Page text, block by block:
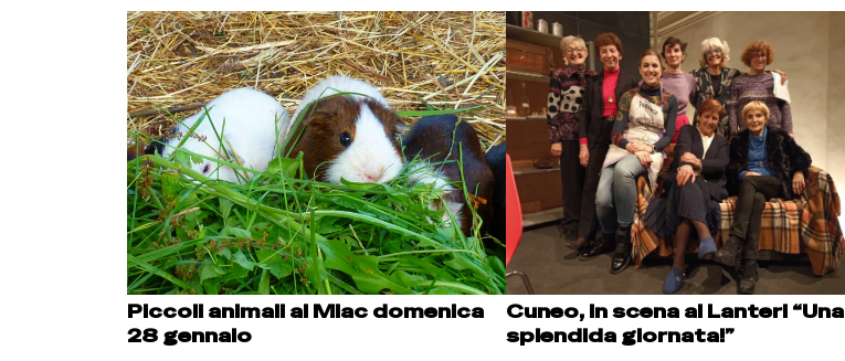
Piccoli animali al Miac domenica
28 gennaio
Cuneo, in scena al Lanteri “Una
splendida giornata!”